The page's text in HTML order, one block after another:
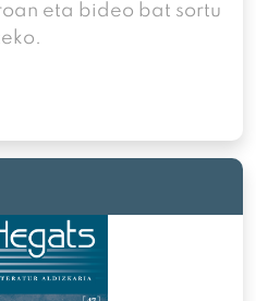
eta bideo bat sortu